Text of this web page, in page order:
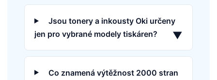
Jsou tonery a inkousty Oki určeny
jen pro vybrané modely tiskáren?
▼
Co znamená výtěžnost 2000 stran